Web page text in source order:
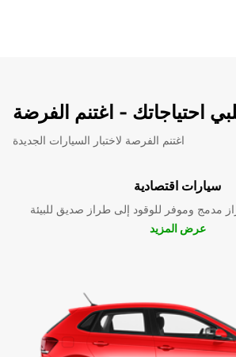
احتياجاتك - اغتنم الفرضة
اغتنم الفرصة لاختبار السيارات الجديدة
سيارات اقتصادية
مدمج وموفر للوقود إلى طراز صديق للبيئة
عرض المزيد